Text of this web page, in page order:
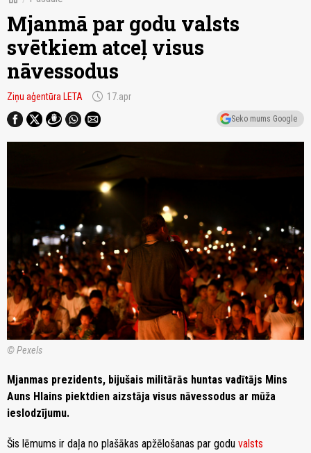
Mjanmā par godu valsts
svētkiem atceļ visus
nāvessodus
Ziņu aģentūra LETA schedule 17.apr
Seko mums Google
© Pexels
Mjanmas prezidents, bijušais militārās huntas vadītājs Mins
Auns Hlains piektdien aizstāja visus nāvessodus ar mūža
ieslodzījumu.
Šis lēmums ir daļa no plašākas apžēlošanas par godu valsts